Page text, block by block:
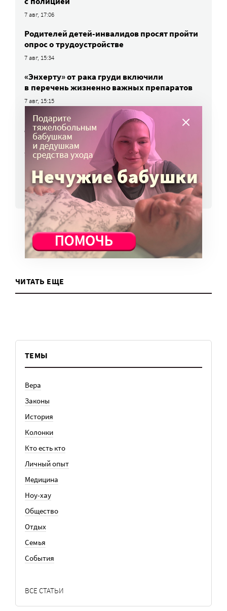
7 авг, 17:06
Родителей детей-инвалидов просят пройти
опрос о трудоустройстве
7 авг, 15:34
«Энхерту» от рака груди включили
в перечень жизненно важных препаратов
7 авг, 15:15
НКО часто рискуют нарушить закон
о персональных данных. Как этого
избежать?
7 авг, 13:13
ВСЕ НОВОСТИ
ЧИТАТЬ ЕЩЕ
ТЕМЫ
Вера
Законы
История
Колонки
Кто есть кто
Личный опыт
Медицина
Ноу-хау
Общество
Отдых
Семья
События
ВСЕ СТАТЬИ